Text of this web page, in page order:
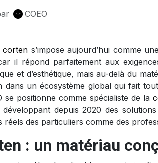
COEO
corten s’impose aujourd’hui comme
il répond parfaitement aux
et d’esthétique, mais au-delà du
dans un écosystème global qui fait
se positionne comme spécialiste de la
depuis 2020 des
réels des particuliers comme des
: un matériau